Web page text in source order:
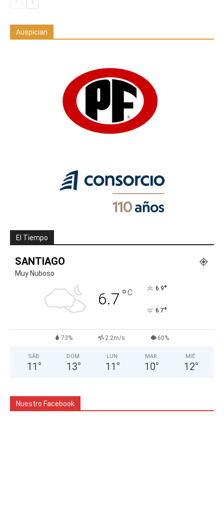
Auspician
El Tiempo
SANTIAGO
Muy Nuboso
6.7 °C 6.9°
6.7°
73% 2.2m/s 60%
SÁB
11 °
DOM
13°
LUN
11 °
MAR
10°
MIÉ
12°
Nuestro Facebook